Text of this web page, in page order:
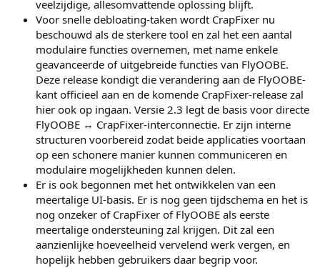
veelzijdige, allesomvattende oplossing blijft.
Voor snelle debloating-taken wordt CrapFixer nu
beschouwd als de sterkere tool en zal het een aantal
modulaire functies overnemen, met name enkele
geavanceerde of uitgebreide functies van FlyOOBE.
Deze release kondigt die verandering aan de FlyOOBE-
kant officieel aan en de komende CrapFixer-release zal
hier ook op ingaan. Versie 2.3 legt de basis voor directe
FlyOOBE ↔ CrapFixer-interconnectie. Er zijn interne
structuren voorbereid zodat beide applicaties voortaan
op een schonere manier kunnen communiceren en
modulaire mogelijkheden kunnen delen.
Er is ook begonnen met het ontwikkelen van een
meertalige UI-basis. Er is nog geen tijdschema en het is
nog onzeker of CrapFixer of FlyOOBE als eerste
meertalige ondersteuning zal krijgen. Dit zal een
aanzienlijke hoeveelheid vervelend werk vergen, en
hopelijk hebben gebruikers daar begrip voor.